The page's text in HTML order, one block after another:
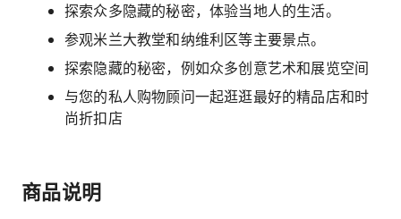
探索众多隐藏的秘密，体验当地人的生活。
参观米兰大教堂和纳维利区等主要景点。
探索隐藏的秘密，例如众多创意艺术和展览空间
与您的私人购物顾问一起逛逛最好的精品店和时
尚折扣店
商品说明